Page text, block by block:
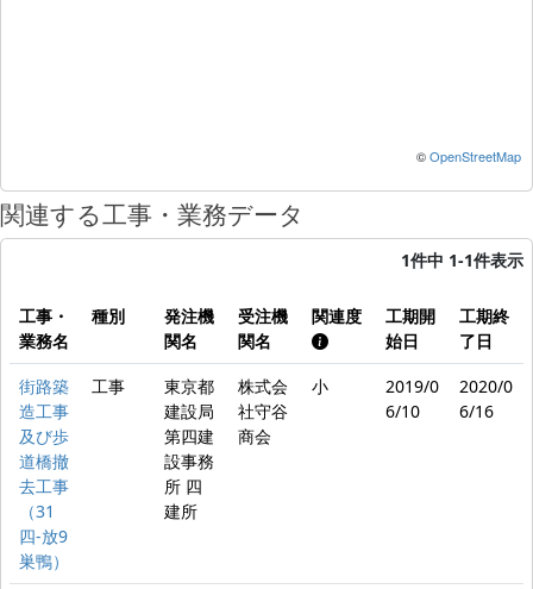
©OpenStreetMap
関連する工事・業務データ
1件中 1-1件表示
工事・
業務名
種別
発注機
関名
受注機
関名
関連度
工期開
始日
工期終
了日
街路築
造工事
及び歩
道橋撤
去工事
（31
四-放9
巣鴨）
工事
東京都
建設局
第四建
設事務
所 四
建所
株式会
社守谷
商会
小
2019/0
6/10
2020/0
6/16